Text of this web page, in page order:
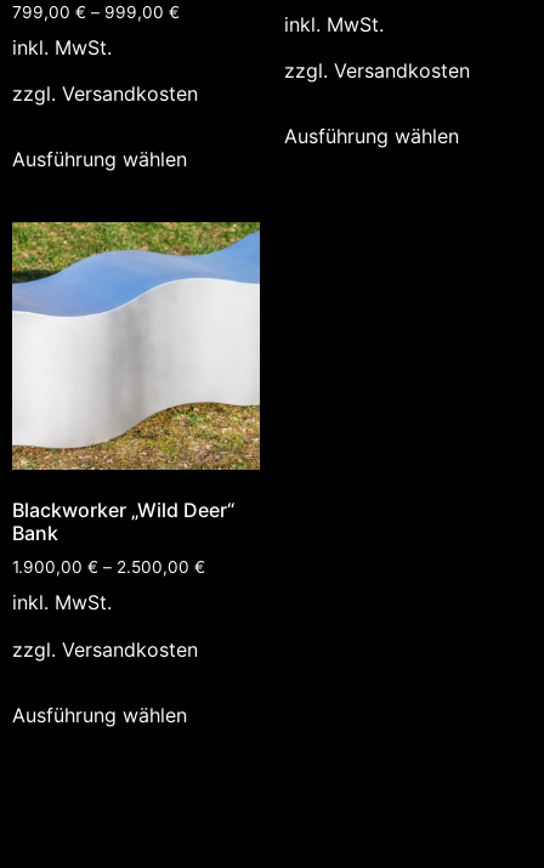
799,00 € – 999,00 €
inkl. MwSt.
zzgl. Versandkosten
Ausführung wählen
inkl. MwSt.
zzgl. Versandkosten
Ausführung wählen
Blackworker „Wild Deer“
Bank
1.900,00 € – 2.500,00 €
inkl. MwSt.
zzgl. Versandkosten
Ausführung wählen